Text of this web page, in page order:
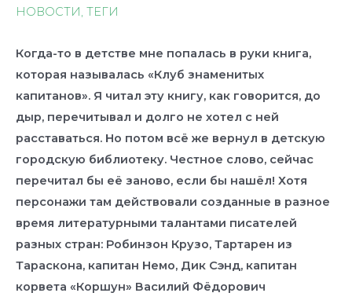
НОВОСТИ, ТЕГИ
Когда-то в детстве мне попалась в руки книга,
которая называлась «Клуб знаменитых
капитанов». Я читал эту книгу, как говорится, до
дыр, перечитывал и долго не хотел с ней
расставаться. Но потом всё же вернул в детскую
городскую библиотеку. Честное слово, сейчас
перечитал бы её заново, если бы нашёл! Хотя
персонажи там действовали созданные в разное
время литературными талантами писателей
разных стран: Робинзон Крузо, Тартарен из
Тараскона, капитан Немо, Дик Сэнд, капитан
корвета «Коршун» Василий Фёдорович